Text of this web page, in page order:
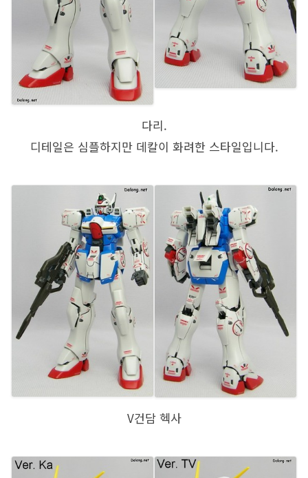
다리.
디테일은 심플하지만 데칼이 화려한 스타일입니다.
V건담 헥사